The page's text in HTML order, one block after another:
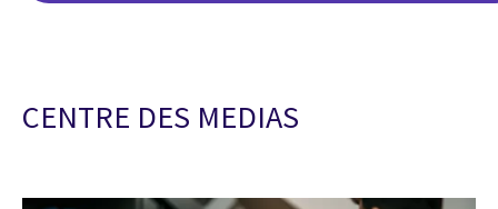
CENTRE DES MEDIAS